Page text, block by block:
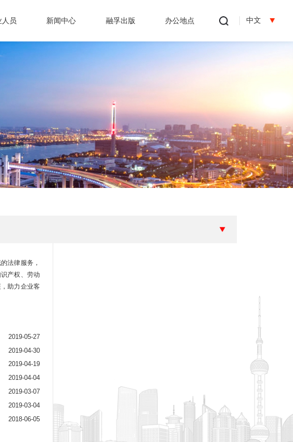
中文
人员 新闻中心 融孚出版 办公地点
法律服务，
产权、劳动
助力企业客
2019-05-27
2019-04-30
2019-04-19
2019-04-04
2019-03-07
2019-03-04
2018-06-05